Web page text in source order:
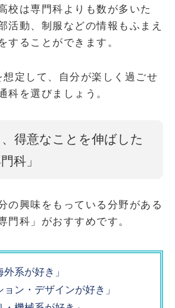
校は専門科よりも数が多いた
活動、制服などの情報もふまえ
することができます。
定して、自分が楽しく過ごせ
科を選びましょう。
得意なことを伸ばした
科」
の興味をもっている 分野がある
門科」がおすすめです。
外系が好き」
ョン・デザインが好き」